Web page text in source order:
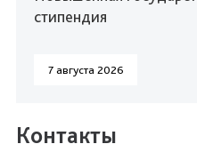
стипендия
7 августа 2026
Контакты